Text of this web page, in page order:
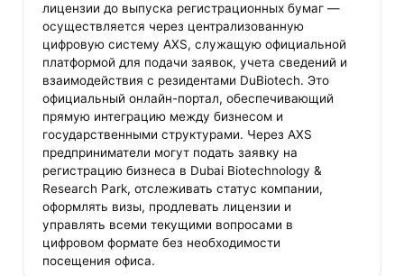
лицензии до выпуска регистрационных бумаг —
осуществляется через централизованную
цифровую систему AXS, служащую официальной
платформой для подачи заявок, учета сведений и
взаимодействия с резидентами DuBiotech. Это
официальный онлайн-портал, обеспечивающий
прямую интеграцию между бизнесом и
государственными структурами. Через AXS
предприниматели могут подать заявку на
регистрацию бизнеса в Dubai Biotechnology &
Research Park, отслеживать статус компании,
оформлять визы, продлевать лицензии и
управлять всеми текущими вопросами в
цифровом формате без необходимости
посещения офиса.